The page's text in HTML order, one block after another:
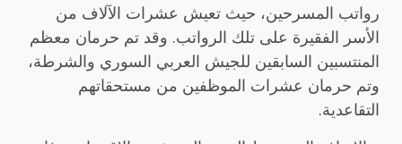
رواتب المسرحين، حيث تعيش عشرات الآلاف من
الأسر الفقيرة على تلك الرواتب. وقد تم حرمان معظم
المنتسبين السابقين للجيش العربي السوري والشرطة،
وتم حرمان عشرات الموظفين من مستحقاتهم
التقاعدية.